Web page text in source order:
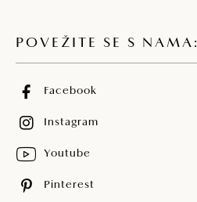
POVEŽITE SE S NAMA:
Facebook
Instagram
Youtube
Pinterest